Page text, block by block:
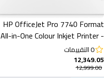
HP OfficeJet Pro 7740 Format
All-in-One Colour Inkjet Printer -
Black, White
0التقييمات
12,349.05
12,999.00